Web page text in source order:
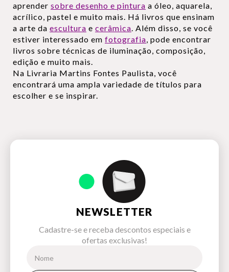
aprender sobre desenho e pintura a óleo, aquarela,
acrílico, pastel e muito mais. Há livros que ensinam
a arte da escultura e cerâmica. Além disso, se você
estiver interessado em fotografia, pode encontrar
livros sobre técnicas de iluminação, composição,
edição e muito mais.
Na Livraria Martins Fontes Paulista, você
encontrará uma ampla variedade de títulos para
escolher e se inspirar.
NEWSLETTER
Cadastre-se e receba descontos especiais e
ofertas exclusivas!